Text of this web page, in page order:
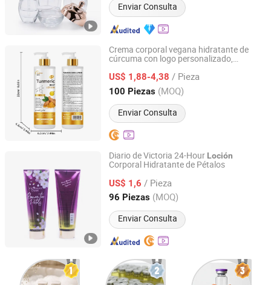
Enviar Consulta
Crema corporal vegana hidratante de
cúrcuma con logo personalizado,
corporales con vitamina C para mujeres y
hombres
US$ 1,88-4,38 / Pieza
100 Piezas (MOQ)
Enviar Consulta
Guangzhou Runben Source Biotech Co., Ltd
Guangdong, China Desde 2026
Diario de Victoria 24-Hour Loción
Corporal Hidratante de Pétalos
US$ 1,6 / Pieza
96 Piezas (MOQ)
Enviar Consulta
Guangzhou Danjia Cosmetics Co., Ltd.
Guangdong, China Desde 2014